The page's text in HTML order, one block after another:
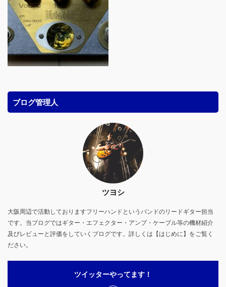
ブログ管理人
ツヨシ
大阪周辺で活動しておりますフリーハンドというバンドのリードギター担当
です。当ブログではギター・エフェクター・アンプ・ケーブル等の機材紹介
及びレビューと評価をしていくブログです。詳しくは【はじめに】をご覧く
ださい。
ツイッターやってます！